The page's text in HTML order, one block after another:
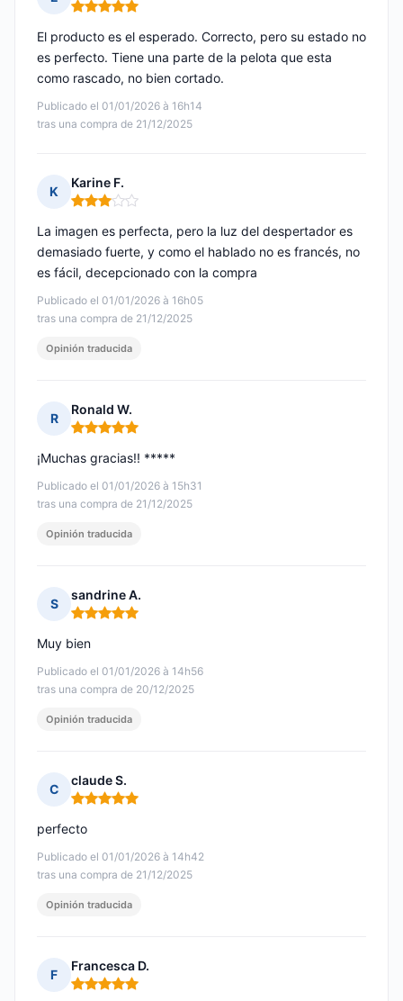
Nota: 5 de 5
Publicado el 01/01/2026 à 16h14
tras una compra de 21/12/2025
El producto es el esperado. Correcto, pero su estado no
es perfecto. Tiene una parte de la pelota que esta
como rascado, no bien cortado.
K
Karine F.
Nota: 3 de 5
Publicado el 01/01/2026 à 16h05
tras una compra de 21/12/2025
La imagen es perfecta, pero la luz del despertador es
demasiado fuerte, y como el hablado no es francés, no
es fácil, decepcionado con la compra
Opinión traducida
R
Ronald W.
Nota: 5 de 5
Publicado el 01/01/2026 à 15h31
tras una compra de 21/12/2025
¡Muchas gracias!! *****
Opinión traducida
S
sandrine A.
Nota: 5 de 5
Publicado el 01/01/2026 à 14h56
tras una compra de 20/12/2025
Muy bien
Opinión traducida
C
claude S.
Nota: 5 de 5
Publicado el 01/01/2026 à 14h42
tras una compra de 21/12/2025
perfecto
Opinión traducida
F
Francesca D.
Nota: 5 de 5